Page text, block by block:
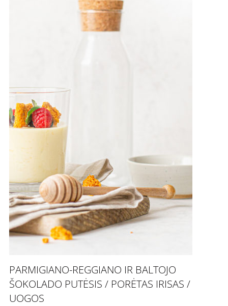
PARMIGIANO-REGGIANO IR BALTOJO
ŠOKOLADO PUTĖSIS / PORĖTAS IRISAS /
UOGOS